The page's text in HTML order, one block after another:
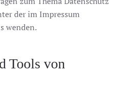
der im Impressum
wenden.
Tools von